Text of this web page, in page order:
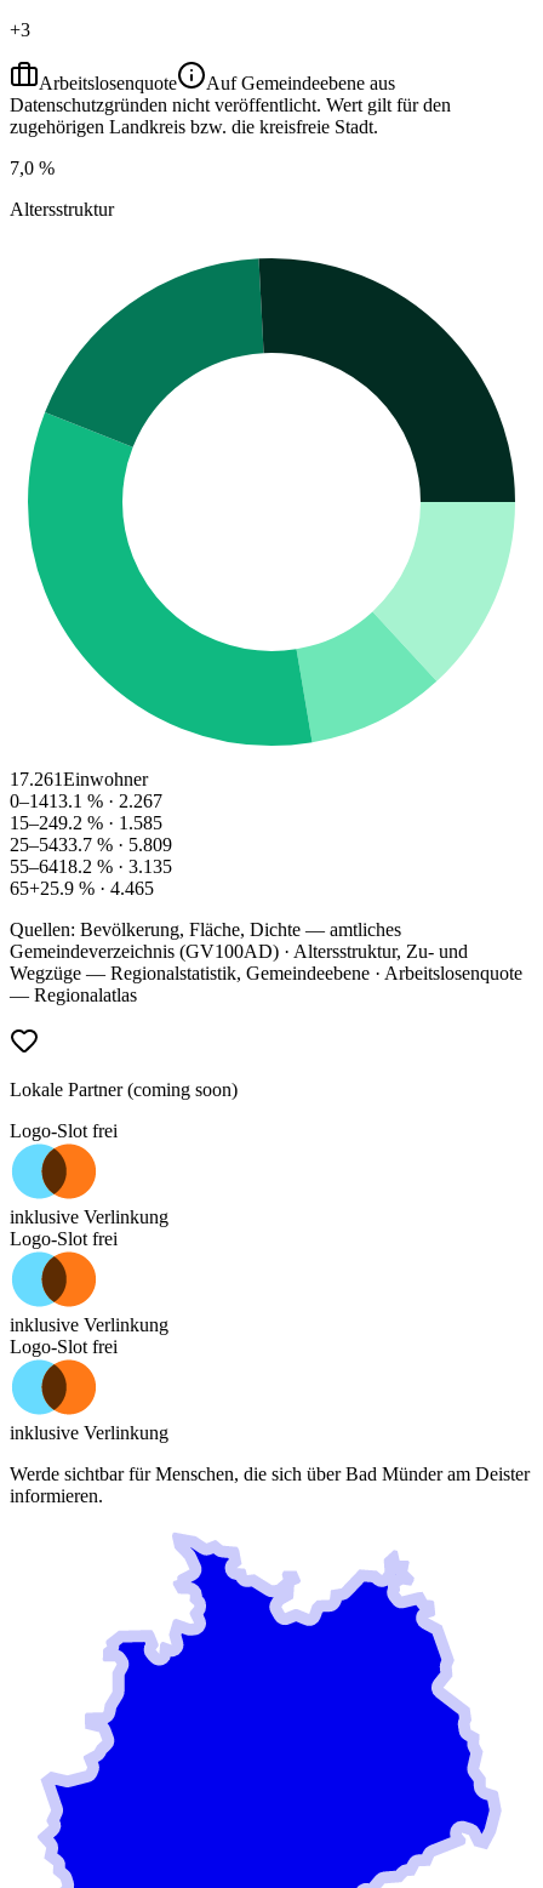
+3
Arbeitslosenquote
Auf Gemeindeebene aus
Datenschutzgründen nicht veröffentlicht. Wert gilt für den
zugehörigen Landkreis bzw. die kreisfreie Stadt.
7,0 %
Altersstruktur
17.261Einwohner
0–1413.1 % · 2.267
15–249.2 % · 1.585
25–5433.7 % · 5.809
55–6418.2 % · 3.135
65+25.9 % · 4.465
Quellen: Bevölkerung, Fläche, Dichte — amtliches
Gemeindeverzeichnis (GV100AD) · Altersstruktur, Zu- und
Wegzüge — Regionalstatistik, Gemeindeebene · Arbeitslosenquote
— Regionalatlas
Lokale Partner (coming soon)
Logo-Slot frei
inklusive Verlinkung
Logo-Slot frei
inklusive Verlinkung
Logo-Slot frei
inklusive Verlinkung
Werde sichtbar für Menschen, die sich überBad Münder am Deister
informieren.